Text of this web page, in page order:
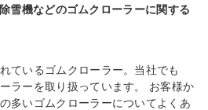
雪機などのゴムクローラーに関する
ているゴムクローラー。当社でも
ラーを取り扱っています。 お客様か
多いゴムクローラーについてよくあ